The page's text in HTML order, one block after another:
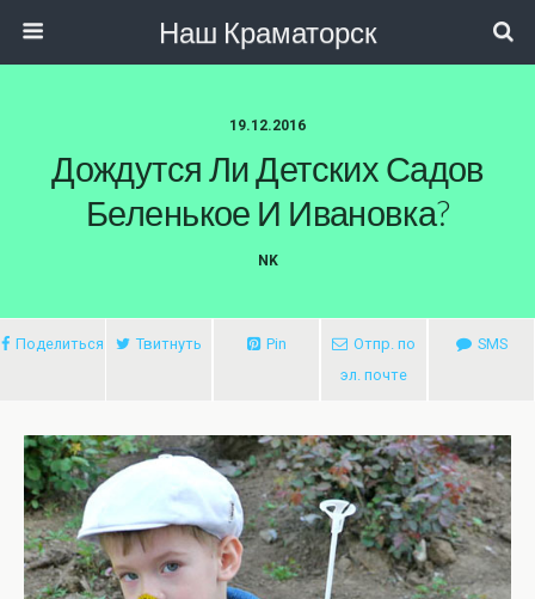
Наш Краматорск
19.12.2016
Дождутся Ли Детских Садов
Беленькое И Ивановка?
NK
Поделиться Твитнуть Pin
Отпр. по
эл. почте
SMS